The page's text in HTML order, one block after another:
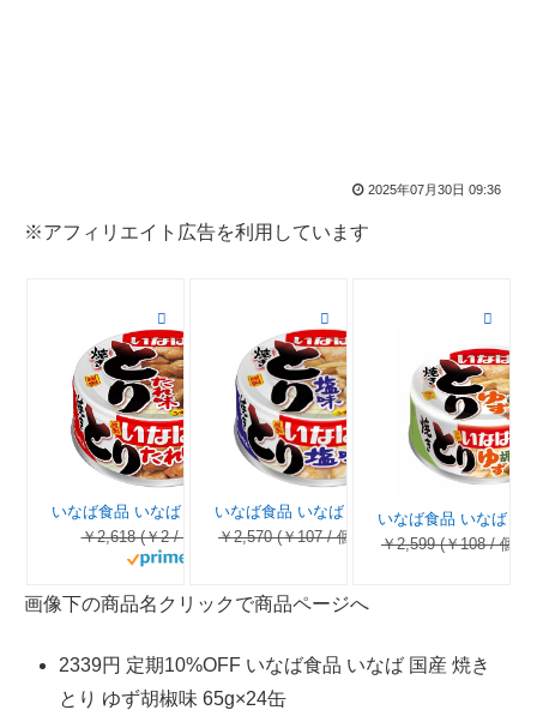
2025年07月30日 09:36
※アフィリエイト広告を利用しています
いなば食品 いなば 国産 焼きとり たれ味 65g×24缶
￥2,618 (￥2 / グラム)
いなば食品 いなば 国産 焼きとり 塩味 65g×24缶
￥2,570 (￥107 / 個)
￥2,599 (￥108 / 個)
画像下の商品名クリックで商品ページへ
2339円 定期10%OFF いなば食品 いなば 国産 焼き
とり ゆず胡椒味 65g×24缶